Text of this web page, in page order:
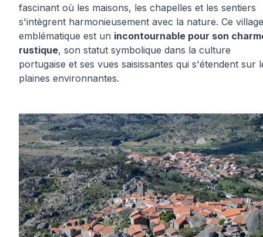
fascinant où les maisons, les chapelles et les sentiers
s'intègrent harmonieusement avec la nature. Ce village
emblématique est un incontournable pour son
rustique, son statut symbolique dans la culture
portugaise et ses vues saisissantes qui s'étendent sur
plaines environnantes.